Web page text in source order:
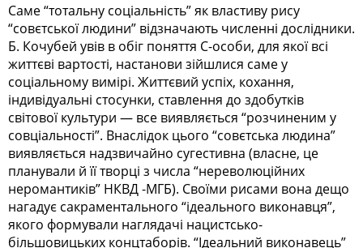
Саме “тотальну соціальність” як властиву рису
“совєтської людини” відзначають численні дослідники.
Б. Кочубей увів в обіг поняття С-особи, для якої всі
життєві вартості, настанови зійшлися саме у
соціальному вимірі. Життєвий успіх, кохання,
індивідуальні стосунки, ставлення до здобутків
світової культури — все виявляється “розчиненим у
совціальності”. Внаслідок цього “совєтська людина”
виявляється надзвичайно сугестивна (власне, це
планували й її творці з числа “нереволюційних
неромантиків” НКВД -МГБ). Своїми рисами вона дещо
нагадує сакраментального “ідеального виконавця”,
якого формували наглядачі нацистсько-
більшовицьких концтаборів. “Ідеальний виконавець”